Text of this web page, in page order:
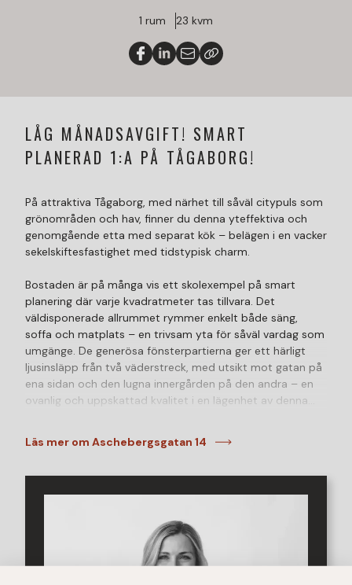
1 rum 23 kvm
LÅG MÅNADSAVGIFT! SMART
PLANERAD 1:A PÅ TÅGABORG!
På attraktiva Tågaborg, med närhet till såväl citypuls som
grönområden och hav, finner du denna yteffektiva och
genomgående etta med separat kök – belägen i en vacker
sekelskiftesfastighet med tidstypisk charm.
Bostaden är på många vis ett skolexempel på smart
planering där varje kvadratmeter tas tillvara. Det
väldisponerade allrummet rymmer enkelt både säng,
soffa och matplats – en trivsam yta för såväl vardag som
umgänge. De generösa fönsterpartierna ger ett härligt
ljusinsläpp från två väderstreck, med utsikt mot gatan på
ena sidan och den lugna innergården på den andra – en
ovanlig och uppskattad kvalitet i en lägenhet av denna
Det separata köket är praktiskt utformat och erbjuder
matbord intill fönstret, vilket skapar en hemtrevlig
Här bor du med låg månadskostnad i ett av Helsingborgs
Läs mer om Aschebergsgatan 14